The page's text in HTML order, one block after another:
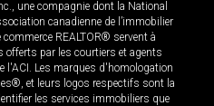
une compagnie dont la National
canadienne de l’immobilier
REALTOR® servent à
par les courtiers et agents
l'ACI. Les marques d'homologation
et leurs logos respectifs sont la
les services immobiliers que